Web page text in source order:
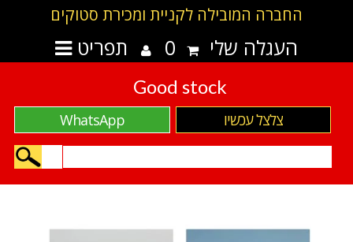
החברה המובילה לקניית ומכירת סטוקים
תפריט העגלה שלי 0
Good stock
WhatsApp צלצל עכשיו